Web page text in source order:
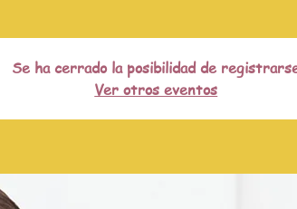
Se ha cerrado la posibilidad de
Ver otros eventos